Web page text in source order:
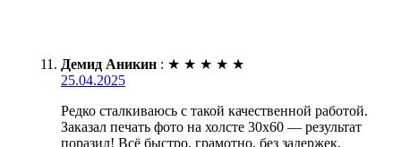
Демид Аникин : ★ ★ ★ ★ ★
25.04.2025
Редко сталкиваюсь с такой качественной работой.
Заказал печать фото на холсте 30х60 — результат
поразил! Всё быстро, грамотно, без задержек.